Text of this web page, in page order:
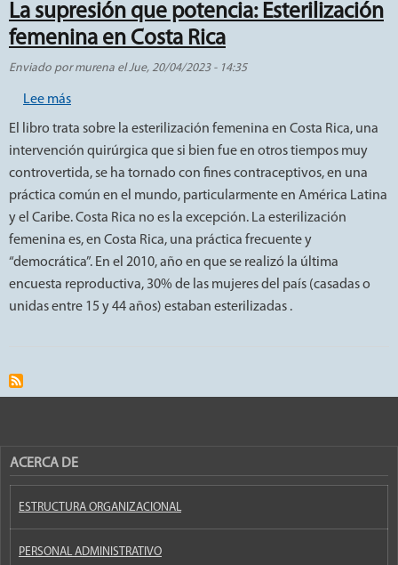
La supresión que potencia: Esterilización
femenina en Costa Rica
Enviado pormurena elJue, 20/04/2023 - 14:35
Lee mássobre La supresión que potencia: Esterilización
El libro trata sobre la esterilización femenina en Costa Rica, una
intervención quirúrgica que si bien fue en otros tiempos muy
controvertida, se ha tornado con fines contraceptivos, en una
práctica común en el mundo, particularmente en América Latina
y el Caribe. Costa Rica no es la excepción. La esterilización
femenina es, en Costa Rica, una práctica frecuente y
“democrática”. En el 2010, año en que se realizó la última
encuesta reproductiva, 30% de las mujeres del país (casadas o
unidas entre 15 y 44 años) estaban esterilizadas .
ACERCA DE
ESTRUCTURA ORGANIZACIONAL
PERSONAL ADMINISTRATIVO